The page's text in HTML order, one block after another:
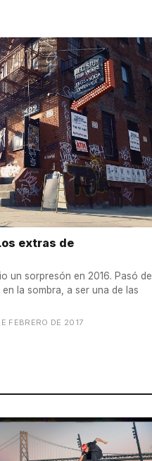
extras de
un sorpresón en 2016. Pasó de
la sombra, a ser una de las
FEBRERO DE 2017